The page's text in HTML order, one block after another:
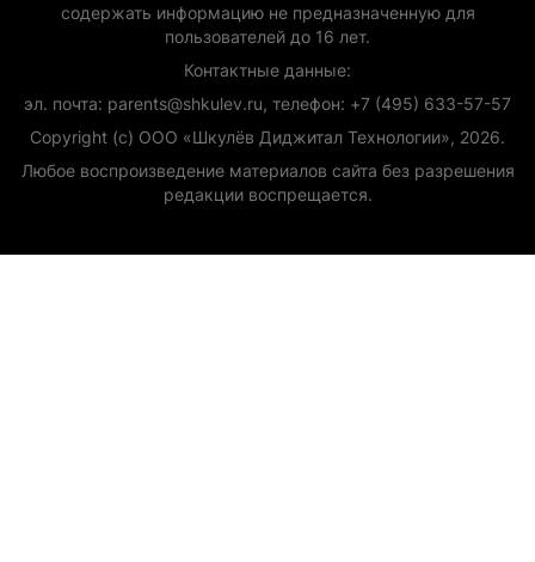
содержать информацию не предназначенную для
пользователей до 16 лет.
Контактные данные:
эл. почта: parents@shkulev.ru, телефон: +7 (495) 633-57-57
Copyright (с) ООО «Шкулёв Диджитал Технологии», 2026.
Любое воспроизведение материалов сайта без разрешения
редакции воспрещается.